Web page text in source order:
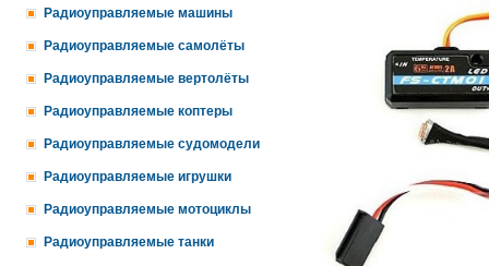
Радиоуправляемые машины
Радиоуправляемые самолёты
Радиоуправляемые вертолёты
Радиоуправляемые коптеры
Радиоуправляемые судомодели
Радиоуправляемые игрушки
Радиоуправляемые мотоциклы
Радиоуправляемые танки